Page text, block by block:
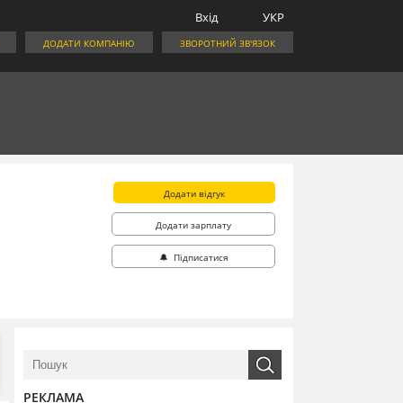
УКР
Вхід
ЗВОРОТНИЙ ЗВ'ЯЗОК
ДОДАТИ КОМПАНІЮ
Додати відгук
Додати зарплату
🔔 Підписатися
РЕКЛАМА